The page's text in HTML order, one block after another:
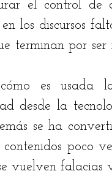
el control de
en los discursos
terminan por
es usada
desde la
se ha
poco
vuelven falacias